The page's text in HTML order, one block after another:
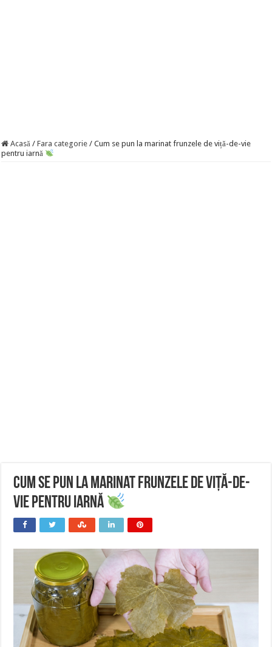
Acasă / Fara categorie / Cum se pun la marinat frunzele de viță-de-vie
pentru iarnă
Cum se pun la marinat frunzele de viță-de-
vie pentru iarnă